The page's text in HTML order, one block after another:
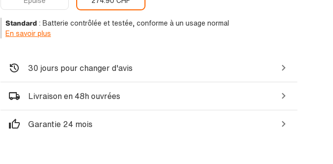
Standard : Batterie contrôlée et testée, conforme à un usage normal
En savoir plus
30 jours pour changer d'avis
Livraison en 48h ouvrées
Garantie 24 mois